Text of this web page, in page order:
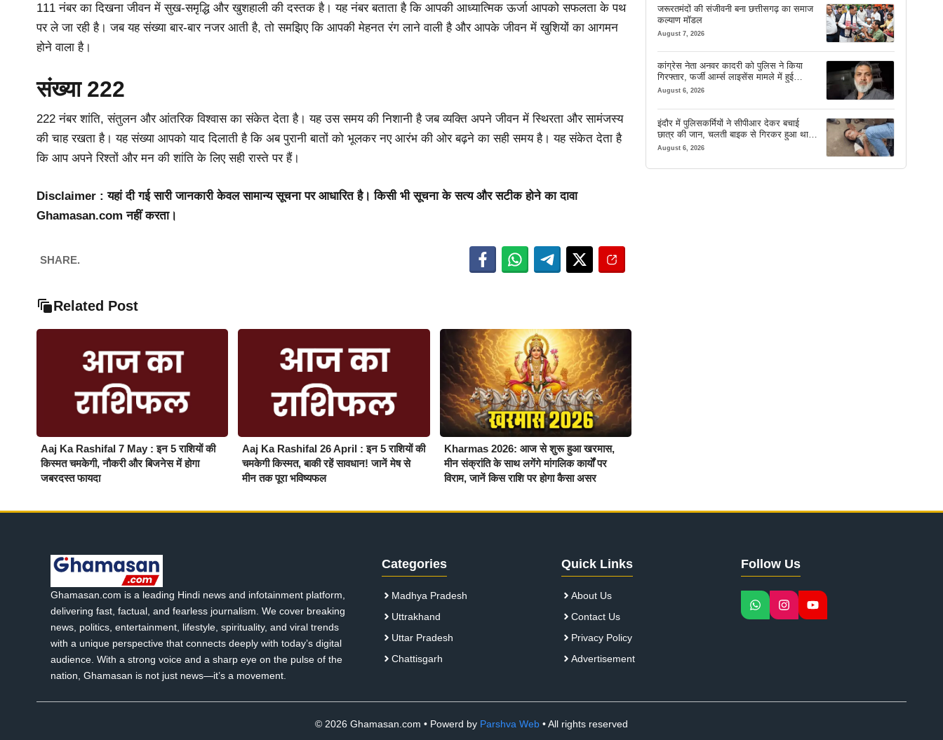
111 नंबर का दिखना जीवन में सुख-समृद्धि और खुशहाली की दस्तक है। यह नंबर बताता है कि आपकी आध्यात्मिक ऊर्जा आपको सफलता के पथ
पर ले जा रही है। जब यह संख्या बार-बार नजर आती है, तो समझिए कि आपकी मेहनत रंग लाने वाली है और आपके जीवन में खुशियों का आगमन
होने वाला है।
संख्या 222
222 नंबर शांति, संतुलन और आंतरिक विश्वास का संकेत देता है। यह उस समय की निशानी है जब व्यक्ति अपने जीवन में स्थिरता और सामंजस्य
की चाह रखता है। यह संख्या आपको याद दिलाती है कि अब पुरानी बातों को भूलकर नए आरंभ की ओर बढ़ने का सही समय है। यह संकेत देता है
कि आप अपने रिश्तों और मन की शांति के लिए सही रास्ते पर हैं।
Disclaimer : यहां दी गई सारी जानकारी केवल सामान्य सूचना पर आधारित है। किसी भी सूचना के सत्य और सटीक होने का दावा
Ghamasan.com नहीं करता।
SHARE.
Related Post
Aaj Ka Rashifal 7 May : इन 5 राशियों की
किस्मत चमकेगी, नौकरी और बिजनेस में होगा
जबरदस्त फायदा
Aaj Ka Rashifal 26 April : इन 5 राशियों की
चमकेगी किस्मत, बाकी रहें सावधान! जानें मेष से
मीन तक पूरा भविष्यफल
Kharmas 2026: आज से शुरू हुआ खरमास,
मीन संक्रांति के साथ लगेंगे मांगलिक कार्यों पर
विराम, जानें किस राशि पर होगा कैसा असर
जरूरतमंदों की संजीवनी बना छत्तीसगढ़ का समाज
कल्याण मॉडल
August 7, 2026
कांग्रेस नेता अनवर कादरी को पुलिस ने किया
गिरफ्तार, फर्जी आर्म्स लाइसेंस मामले में हुई
कार्रवाई
August 6, 2026
इंदौर में पुलिसकर्मियों ने सीपीआर देकर बचाई
छात्र की जान, चलती बाइक से गिरकर हुआ था
बेहोश
August 6, 2026
Ghamasan.com is a leading Hindi news and infotainment platform,
delivering fast, factual, and fearless journalism. We cover breaking
news, politics, entertainment, lifestyle, spirituality, and viral trends
with a unique perspective that connects deeply with today’s digital
audience. With a strong voice and a sharp eye on the pulse of the
nation, Ghamasan is not just news—it’s a movement.
Categories
Madhya Pradesh
Uttrakhand
Uttar Pradesh
Chattisgarh
Quick Links
About Us
Contact Us
Privacy Policy
Advertisement
Follow Us
© 2026 Ghamasan.com • Powerd by Parshva Web • All rights reserved